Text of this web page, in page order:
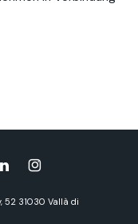
52 31030 Vallà di